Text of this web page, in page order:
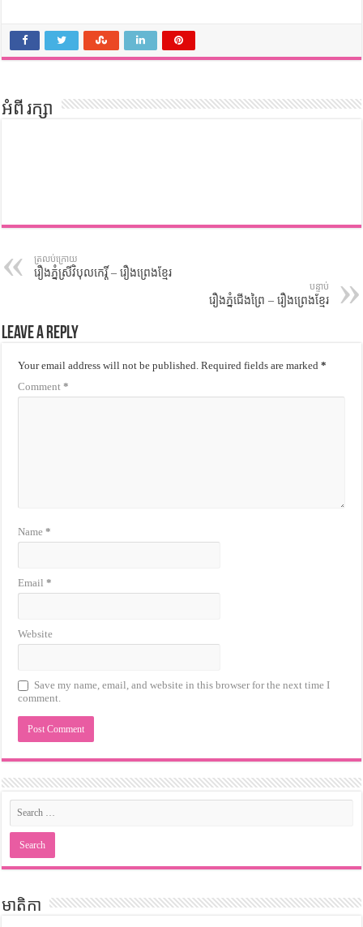
អំពី រក្សា
ត្រលប់ក្រោយ
រឿងភ្នំស្រីវិបុលកេរ្តិ៍ – រឿងព្រេងខ្មែរ
បន្ទាប់
រឿងភ្នំជើងព្រៃ – រឿងព្រេងខ្មែរ
Leave a Reply
Your email address will not be published. Required fields are marked*
Comment*
Name*
Email*
Website
Save my name, email, and website in this browser for the next time I
comment.
មាតិកា